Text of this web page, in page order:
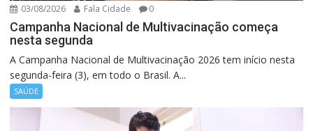
03/08/2026 Fala Cidade 0
Campanha Nacional de Multivacinação começa
nesta segunda
A Campanha Nacional de Multivacinação 2026 tem início nesta
segunda-feira (3), em todo o Brasil. A...
SAÚDE